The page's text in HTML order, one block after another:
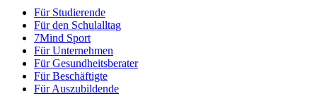
Für Stu­die­rende
Für den Schulalltag
7Mind Sport
Für Unter­neh­men
Für Gesund­heits­be­ra­ter
Für Beschäftigte
Für Auszubildende